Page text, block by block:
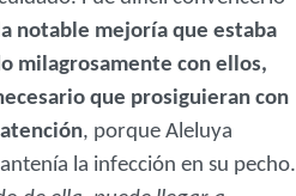
notable mejoría que estaba
milagrosamente con ellos,
que prosiguieran con
, porque Aleluya
la infección en su pecho.